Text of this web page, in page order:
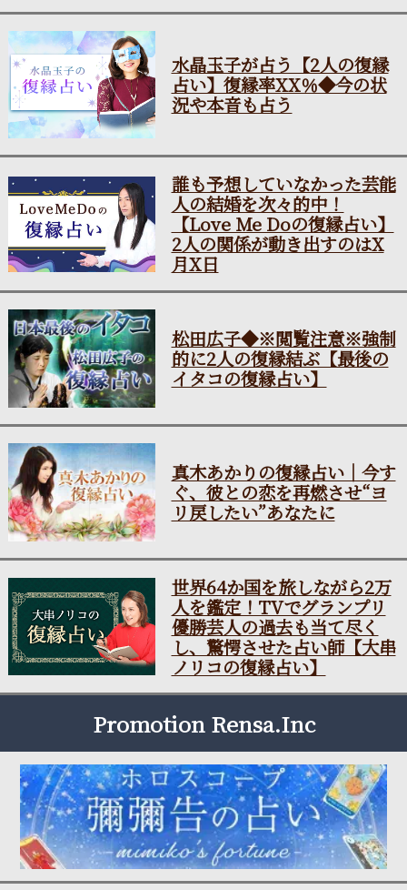
水晶玉子が占う【2人の復縁
占い】復縁率XX％◆今の状
況や本音も占う
誰も予想していなかった芸能
人の結婚を次々的中！
【Love Me Doの復縁占い】
2人の関係が動き出すのはX
月X日
松田広子◆※閲覧注意※強制
的に2人の復縁結ぶ【最後の
イタコの復縁占い】
真木あかりの復縁占い｜今す
ぐ、彼との恋を再燃させ“ヨ
リ戻したい”あなたに
世界64か国を旅しながら2万
人を鑑定！TVでグランプリ
優勝芸人の過去も当て尽く
し、驚愕させた占い師【大串
ノリコの復縁占い】
Promotion Rensa.Inc